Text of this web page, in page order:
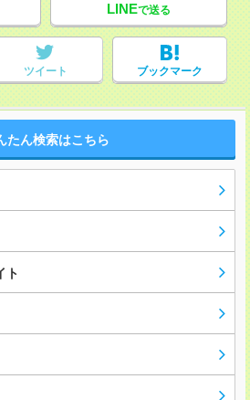
LINEで送る
ツイート ブックマーク
たん検索はこちら
ト